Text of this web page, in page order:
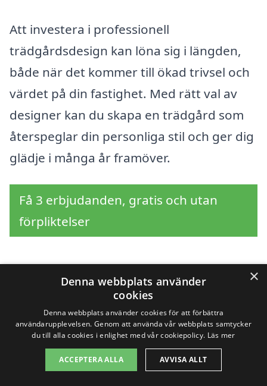
Att investera i professionell
trädgårdsdesign kan löna sig i längden,
både när det kommer till ökad trivsel och
värdet på din fastighet. Med rätt val av
designer kan du skapa en trädgård som
återspeglar din personliga stil och ger dig
glädje i många år framöver.
Få 3 erbjudanden, gratis och utan
förpliktelser
Sök efter en
professionell för
trädgårdsdesign i andra
städer nära Ekeby-
×
Denna webbplats använder
cookies
Denna webbplats använder cookies för att förbättra
användarupplevelsen. Genom att använda vår webbplats samtycker
du till alla cookies i enlighet med vår cookiepolicy. Läs mer
ACCEPTERA ALLA AVVISA ALLT